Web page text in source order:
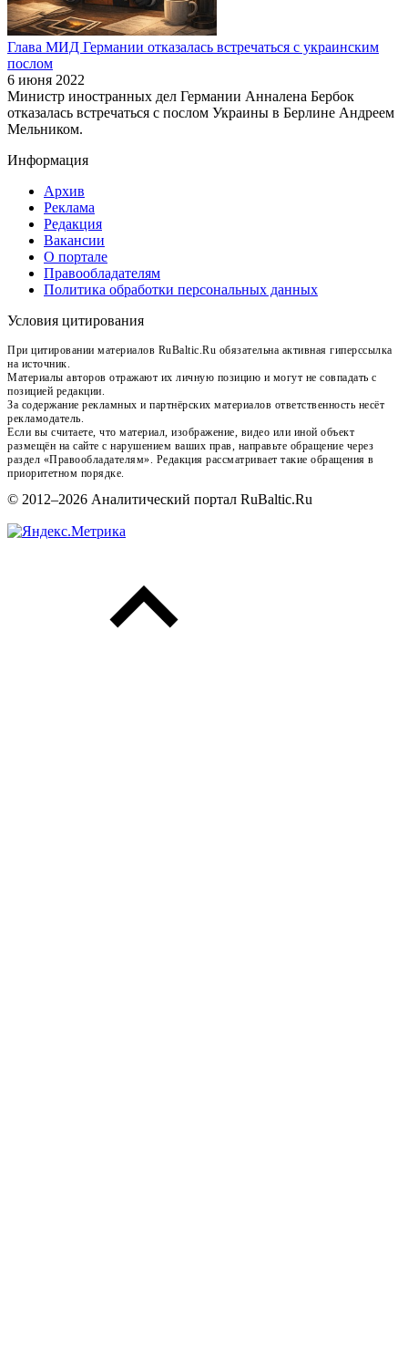
Глава МИД Германии отказалась встречаться с украинским
послом
6 июня 2022
Министр иностранных дел Германии Анналена Бербок
отказалась встречаться с послом Украины в Берлине Андреем
Мельником.
Информация
Архив
Реклама
Редакция
Вакансии
О портале
Правообладателям
Политика обработки персональных данных
Условия цитирования
При цитировании материалов RuBaltic.Ru обязательна активная гиперссылка
на источник.
Материалы авторов отражают их личную позицию и могут не совпадать с
позицией редакции.
За содержание рекламных и партнёрских материалов ответственность несёт
рекламодатель.
Если вы считаете, что материал, изображение, видео или иной объект
размещён на сайте с нарушением ваших прав, направьте обращение через
раздел «Правообладателям». Редакция рассматривает такие обращения в
приоритетном порядке.
© 2012–2026 Аналитический портал RuBaltic.Ru